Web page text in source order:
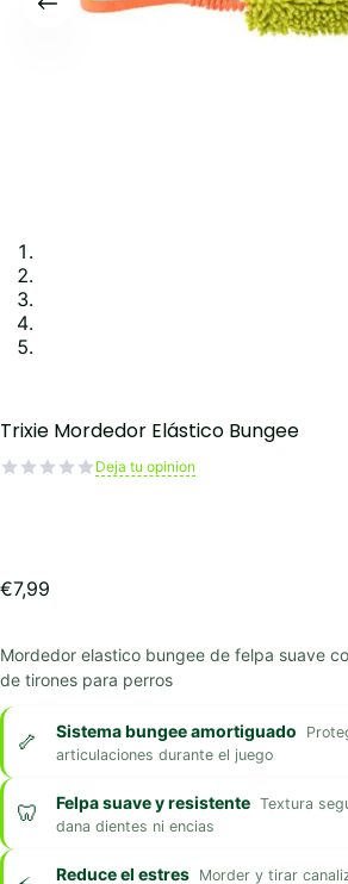
Trixie Mordedor Elástico Bungee
Deja tu opinion
€7,99
Mordedor elastico bungee de felpa suave
de tirones para perros
Sistema bungee amortiguado
articulaciones durante el juego
Felpa suave y resistente Textura
dana dientes ni encias
Reduce el estres Morder y tirar